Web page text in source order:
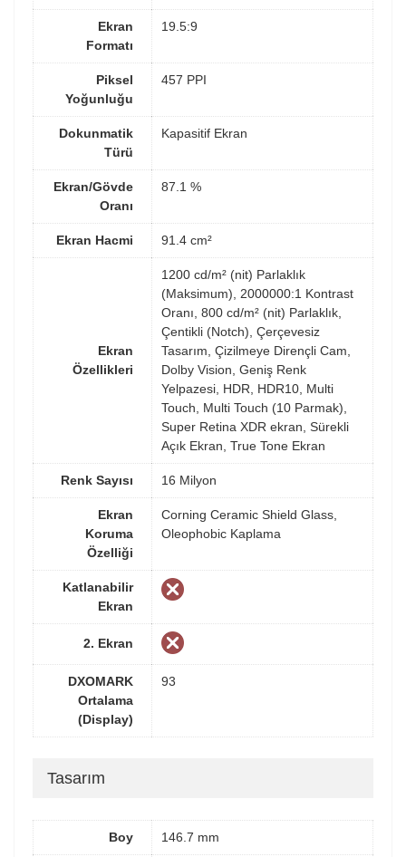
Ekran
Formatı
19.5:9
Piksel
Yoğunluğu
457 PPI
Dokunmatik
Türü
Kapasitif Ekran
Ekran/Gövde
Oranı
87.1 %
Ekran Hacmi 91.4 cm²
Ekran
Özellikleri
1200 cd/m² (nit) Parlaklık
(Maksimum), 2000000:1 Kontrast
Oranı, 800 cd/m² (nit) Parlaklık,
Çentikli (Notch), Çerçevesiz
Tasarım, Çizilmeye Dirençli Cam,
Dolby Vision, Geniş Renk
Yelpazesi, HDR, HDR10, Multi
Touch, Multi Touch (10 Parmak),
Super Retina XDR ekran, Sürekli
Açık Ekran, True Tone Ekran
Renk Sayısı 16 Milyon
Ekran
Koruma
Özelliği
Corning Ceramic Shield Glass,
Oleophobic Kaplama
Katlanabilir
Ekran
2. Ekran
DXOMARK
Ortalama
(Display)
93
Tasarım
Boy 146.7 mm